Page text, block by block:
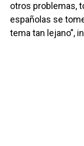
otros problemas,
españolas se
tema tan lejano”,